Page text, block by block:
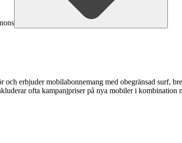
och erbjuder mobilabonnemang med obegränsad surf,
ofta kampanjpriser på nya mobiler i